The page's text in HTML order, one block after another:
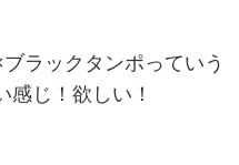
ラックタンポっていう
じ！欲しい！